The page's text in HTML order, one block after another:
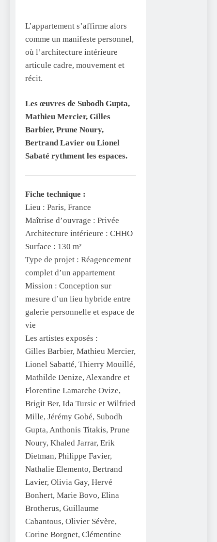
L’appartement s’affirme alors
comme un manifeste personnel,
où l’architecture intérieure
articule cadre, mouvement et
récit.
Les œuvres de Subodh Gupta,
Mathieu Mercier, Gilles
Barbier, Prune Noury,
Bertrand Lavier ou Lionel
Sabaté rythment les espaces.
Fiche technique :
Lieu : Paris, France
Maîtrise d’ouvrage : Privée
Architecture intérieure : CHHO
Surface : 130 m²
Type de projet : Réagencement
complet d’un appartement
Mission : Conception sur
mesure d’un lieu hybride entre
galerie personnelle et espace de
vie
Les artistes exposés :
Gilles Barbier, Mathieu Mercier,
Lionel Sabatté, Thierry Mouillé,
Mathilde Denize, Alexandre et
Florentine Lamarche Ovize,
Brigit Ber, Ida Tursic et Wilfried
Mille, Jérémy Gobé, Subodh
Gupta, Anthonis Titakis, Prune
Noury, Khaled Jarrar, Erik
Dietman, Philippe Favier,
Nathalie Elemento, Bertrand
Lavier, Olivia Gay, Hervé
Bonhert, Marie Bovo, Elina
Brotherus, Guillaume
Cabantous, Olivier Sévère,
Corine Borgnet, Clémentine